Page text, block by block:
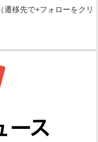
（遷移先で+フォローをクリ